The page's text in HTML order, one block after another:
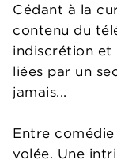
Cédant à la
contenu du
indiscrétion et
liées par un
jamais...
Entre
volée. Une